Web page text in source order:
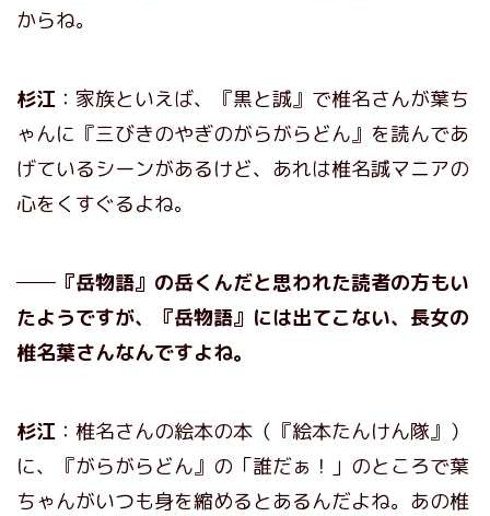
からね。
杉江 ：家族といえば、『黒と誠』で椎名さんが葉ち
ゃんに『三びきのやぎのがらがらどん』を読んであ
げているシーンがあるけど、あれは椎名誠マニアの
心をくすぐるよね。
──『岳物語』の岳くんだと思われた読者の方もい
たようですが、『岳物語』には出てこない、長女の
椎名葉さんなんですよね。
杉江 ：椎名さんの絵本の本（『絵本たんけん隊』）
に、『がらがらどん』の「誰だぁ！」のところで葉
ちゃんがいつも身を縮めるとあるんだよね。あの椎